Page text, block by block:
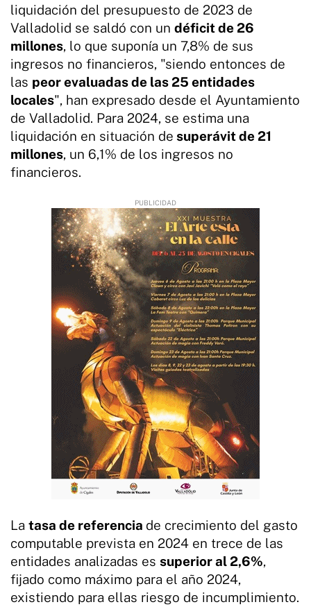
liquidación del presupuesto de 2023 de
Valladolid se saldó con un déficit de 26
millones, lo que suponía un 7,8% de sus
ingresos no financieros, "siendo entonces de
las peor evaluadas de las 25 entidades
locales", han expresado desde el Ayuntamiento
de Valladolid. Para 2024, se estima una
liquidación en situación de superávit de 21
millones, un 6,1% de los ingresos no
financieros.
La tasa de referencia de crecimiento del gasto
computable prevista en 2024 en trece de las
entidades analizadas es superior al 2,6%,
fijado como máximo para el año 2024,
existiendo para ellas riesgo de incumplimiento.